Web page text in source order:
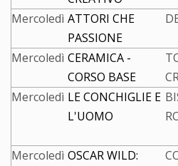
Mercoledì ATTORI CHE
PASSIONE
Mercoledì CERAMICA -
CORSO BASE
Mercoledì LE CONCHIGLIE E
L'UOMO
Mercoledì OSCAR WILD: